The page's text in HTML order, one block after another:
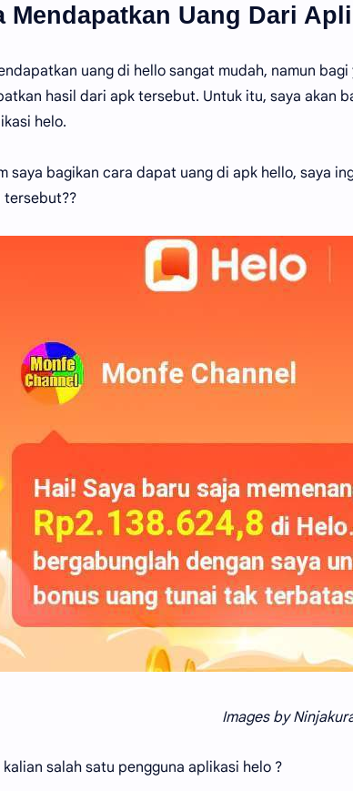
Mendapatkan Uang Dari
uang di hello sangat mudah, namun
hasil dari apk tersebut. Untuk itu, saya akan
helo.
saya bagikan cara dapat uang di apk hello, saya
tersebut??
Images by
kalian salah satu pengguna aplikasi helo ?